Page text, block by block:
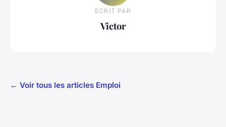
ECRIT PAR
Victor
← Voir tous les articles Emploi